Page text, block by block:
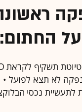
על
ההנפקה לא
לתעשיית נכסי